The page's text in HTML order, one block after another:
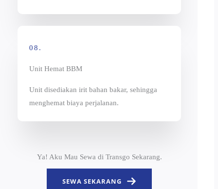
08.
Unit Hemat BBM
Unit disediakan irit bahan bakar, sehingga
menghemat biaya perjalanan.
Ya! Aku Mau Sewa di Transgo Sekarang.
SEWA SEKARANG